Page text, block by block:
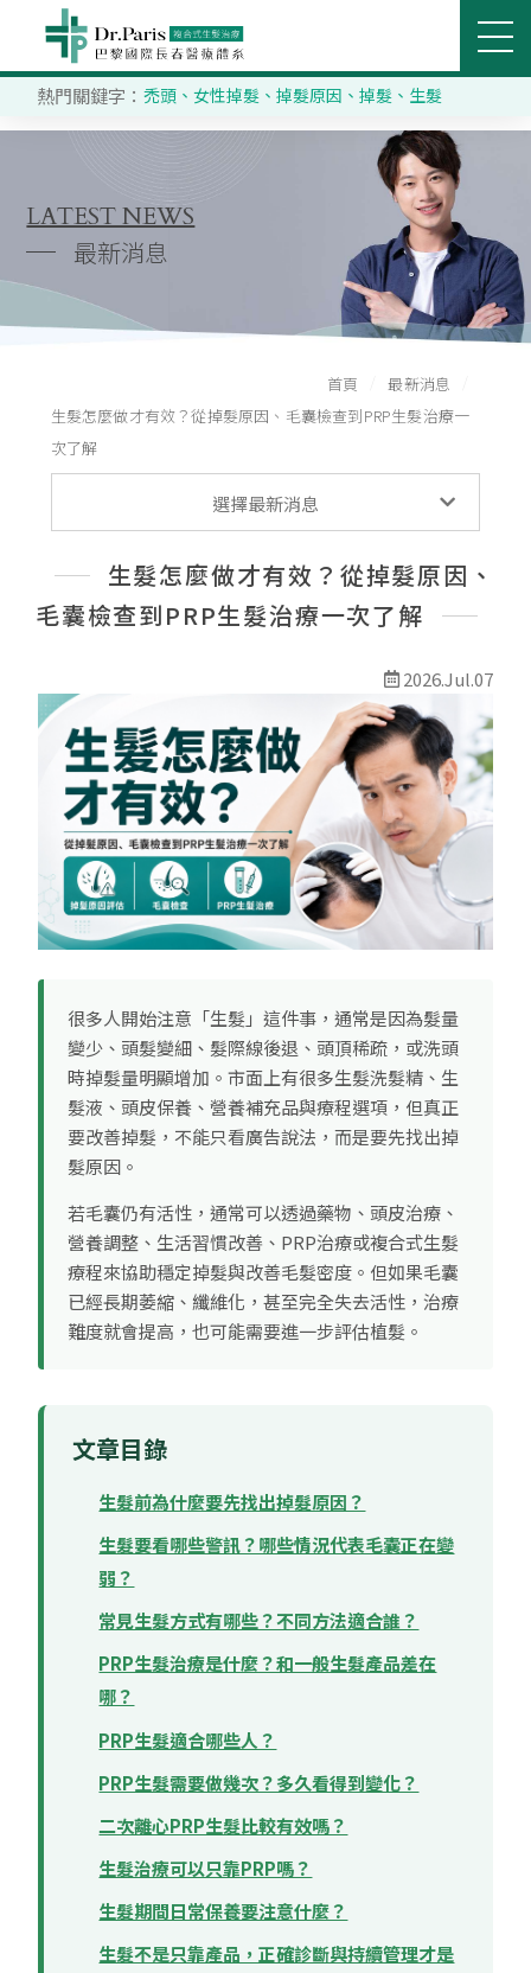
立即搜尋
SEARCH
推薦分院
醫療團隊
服務項目
客戶分享
最新消息
線上預約
熱門關鍵字：禿頭 、女性掉髮 、掉髮原因 、掉髮 、 生髮
LATEST NEWS
最新消息
首頁
最新消息
生髮怎麼做才有效？從掉髮原因、毛囊檢查到PRP生髮治療一
次了解
選擇最新消息
生髮怎麼做才有效？從掉髮原因、
毛囊檢查到PRP生髮治療一次了解
2026.Jul.07
很多人開始注意「生髮」這件事，通常是因為髮量
變少、頭髮變細、髮際線後退、頭頂稀疏，或洗頭
時掉髮量明顯增加。市面上有很多生髮洗髮精、生
髮液、頭皮保養、營養補充品與療程選項，但真正
要改善掉髮，不能只看廣告說法，而是要先找出掉
髮原因。
若毛囊仍有活性，通常可以透過藥物、頭皮治療、
營養調整、生活習慣改善、PRP治療或複合式生髮
療程來協助穩定掉髮與改善毛髮密度。但如果毛囊
已經長期萎縮、纖維化，甚至完全失去活性，治療
難度就會提高，也可能需要進一步評估植髮。
文章目錄
生髮前為什麼要先找出掉髮原因？
生髮要看哪些警訊？哪些情況代表毛囊正在變
弱？
常見生髮方式有哪些？不同方法適合誰？
PRP生髮治療是什麼？和一般生髮產品差在
哪？
PRP生髮適合哪些人？
PRP生髮需要做幾次？多久看得到變化？
二次離心PRP生髮比較有效嗎？
生髮治療可以只靠PRP嗎？
生髮期間日常保養要注意什麼？
生髮不是只靠產品，正確診斷與持續管理才是